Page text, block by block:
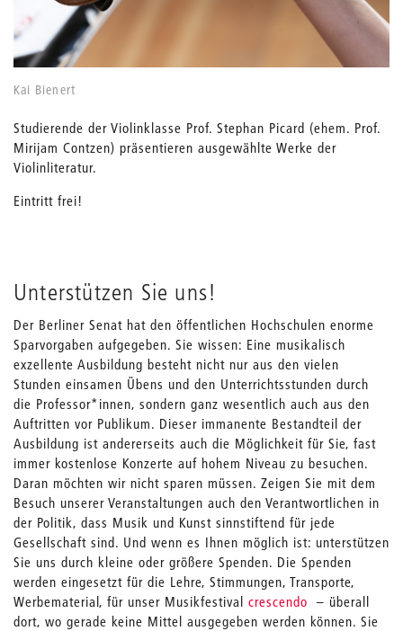
Kai Bienert
Studierende der Violinklasse Prof. Stephan Picard (ehem. Prof.
Mirijam Contzen) präsentieren ausgewählte Werke der
Violinliteratur.
Eintritt frei!
Unterstützen Sie uns!
Der Berliner Senat hat den öffentlichen Hochschulen enorme
Sparvorgaben aufgegeben. Sie wissen: Eine musikalisch
exzellente Ausbildung besteht nicht nur aus den vielen
Stunden einsamen Übens und den Unterrichtsstunden durch
die Professor*innen, sondern ganz wesentlich auch aus den
Auftritten vor Publikum. Dieser immanente Bestandteil der
Ausbildung ist andererseits auch die Möglichkeit für Sie, fast
immer kostenlose Konzerte auf hohem Niveau zu besuchen.
Daran möchten wir nicht sparen müssen. Zeigen Sie mit dem
Besuch unserer Veranstaltungen auch den Verantwortlichen in
der Politik, dass Musik und Kunst sinnstiftend für jede
Gesellschaft sind. Und wenn es Ihnen möglich ist: unterstützen
Sie uns durch kleine oder größere Spenden. Die Spenden
werden eingesetzt für die Lehre, Stimmungen, Transporte,
Werbematerial, für unser Musikfestival crescendo – überall
dort, wo gerade keine Mittel ausgegeben werden können. Sie